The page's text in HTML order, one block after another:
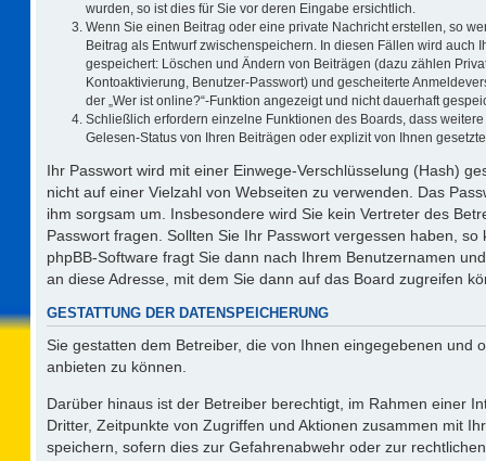
wurden, so ist dies für Sie vor deren Eingabe ersichtlich.
Wenn Sie einen Beitrag oder eine private Nachricht erstellen, so
Beitrag als Entwurf zwischenspeichern. In diesen Fällen wird
gespeichert: Löschen und Ändern von Beiträgen (dazu zählen
Kontoaktivierung, Benutzer-Passwort) und gescheiterte
der „Wer ist online?“-Funktion angezeigt und nicht dauerhaft
Schließlich erfordern einzelne Funktionen des Boards, dass
Gelesen-Status von Ihren Beiträgen oder explizit von Ihnen
Ihr Passwort wird mit einer Einwege-Verschlüsselung (Hash)
nicht auf einer Vielzahl von Webseiten zu verwenden. Das
ihm sorgsam um. Insbesondere wird Sie kein Vertreter des
Passwort fragen. Sollten Sie Ihr Passwort vergessen haben,
phpBB-Software fragt Sie dann nach Ihrem Benutzernamen
an diese Adresse, mit dem Sie dann auf das Board zugreifen
GESTATTUNG DER DATENSPEICHERUNG
Sie gestatten dem Betreiber, die von Ihnen eingegebenen
anbieten zu können.
Darüber hinaus ist der Betreiber berechtigt, im Rahmen einer
Dritter, Zeitpunkte von Zugriffen und Aktionen zusammen mit
speichern, sofern dies zur Gefahrenabwehr oder zur